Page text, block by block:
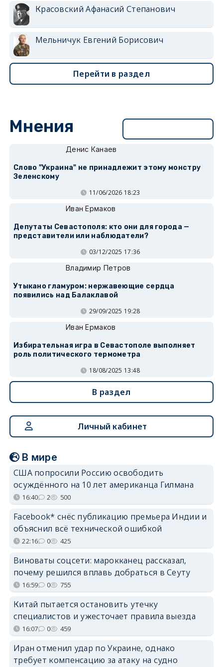
Красовский Афанасий Степанович
Мельничук Евгений Борисович
Перейти в раздел
Мнения
Денис Канаев
Слово "Украина" не принадлежит этому монстру
Зеленскому
11/06/2026 18:23
Иван Ермаков
Депутаты Севастополя: кто они для города —
представители или наблюдатели?
03/12/2025 17:36
Владимир Петров
Утыкано гламуром: нержавеющие сердца
появились над Балаклавой
29/09/2025 19:28
Иван Ермаков
Избирательная игра в Севастополе выполняет
роль политического термометра
18/08/2025 13:48
В раздел
Личный кабинет
В мире
США попросили Россию освободить
осуждённого на 10 лет американца Гилмана
16:40 2 500
Facebook* снёс публикацию премьера Индии и
объяснил всё технической ошибкой
22:16 0 425
Виноваты соцсети: марокканец рассказал,
почему решился вплавь добраться в Сеуту
16:59 0 755
Китай пытается остановить утечку
специалистов и ужесточает правила выезда
16:07 0 459
Иран отменил удар по Украине, однако
требует компенсацию за атаку на судно